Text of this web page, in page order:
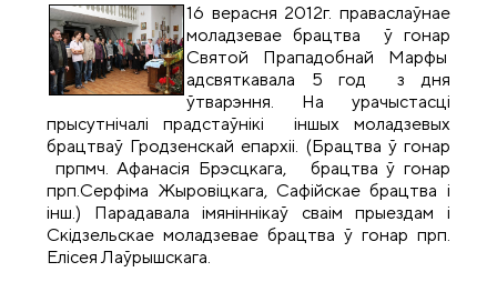
16 верасня 2012г. праваслаўнае
моладзевае брацтва ў гонар
Святой Прападобнай Марфы
адсвяткавала 5 год з дня
ўтварэння. На урачыстасці
прысутнічалі прадстаўнікі іншых моладзевых
брацтваў Гродзенскай епархіі. (Брацтва ў гонар
прпмч. Афанасія Брэсцкага, брацтва ў гонар
прп.Серфіма Жыровіцкага, Сафійскае брацтва і
інш.) Парадавала імяніннікаў сваім прыездам і
Скідзельскае моладзевае брацтва ў гонар прп.
Елісея Лаўрышскага.